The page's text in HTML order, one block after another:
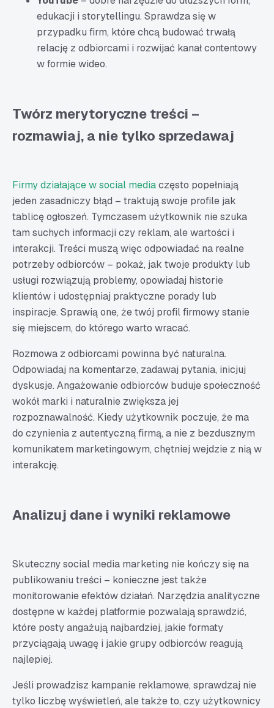
edukacji i storytellingu. Sprawdza się w
przypadku firm, które chcą budować trwałą
relację z odbiorcami i rozwijać kanał contentowy
w formie wideo.
Twórz merytoryczne treści –
rozmawiaj, a nie tylko sprzedawaj
Firmy działające w social mediaczęsto popełniają
jeden zasadniczy błąd – traktują swoje profile jak
tablicę ogłoszeń. Tymczasem użytkownik nie szuka
tam suchych informacji czy reklam, ale wartości i
interakcji. Treści muszą więc odpowiadać na realne
potrzeby odbiorców – pokaż, jak twoje produkty lub
usługi rozwiązują problemy, opowiadaj historie
klientów i udostępniaj praktyczne porady lub
inspiracje. Sprawią one, że twój profil firmowy stanie
się miejscem, do którego warto wracać.
Rozmowa z odbiorcami powinna być naturalna.
Odpowiadaj na komentarze, zadawaj pytania, inicjuj
dyskusje. Angażowanie odbiorców buduje społeczność
wokół marki i naturalnie zwiększa jej
rozpoznawalność. Kiedy użytkownik poczuje, że ma
do czynienia z autentyczną firmą, a nie z bezdusznym
komunikatem marketingowym, chętniej wejdzie z nią w
interakcję.
Analizuj dane i wyniki reklamowe
Skuteczny social media marketing nie kończy się na
publikowaniu treści – konieczne jest także
monitorowanie efektów działań. Narzędzia analityczne
dostępne w każdej platformie pozwalają sprawdzić,
które posty angażują najbardziej, jakie formaty
przyciągają uwagę i jakie grupy odbiorców reagują
najlepiej.
Jeśli prowadzisz kampanie reklamowe, sprawdzaj nie
tylko liczbę wyświetleń, ale także to, czy użytkownicy